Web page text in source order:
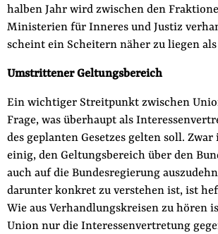
Impressum
Suche
auf
der
Website
Folge Uns
FacebookMastodonBlueskyInstagram
Youtube
halben Jahr wird zwischen den
Ministerien für Inneres und Justiz
scheint ein Scheitern näher zu liegen
Umstrittener Geltungsbereich
Ein wichtiger Streitpunkt zwischen
Frage, was überhaupt als
des geplanten Gesetzes gelten soll.
einig, den Geltungsbereich über den
auch auf die Bundesregierung
darunter konkret zu verstehen ist, ist
Wie aus Verhandlungskreisen zu hören
Union nur die Interessenvertretung